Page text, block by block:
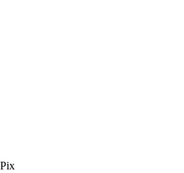
Pix